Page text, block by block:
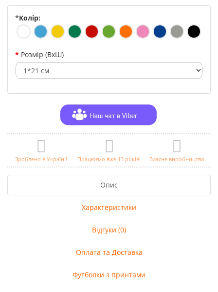
*Колір:
Розмір (ВхШ)
Зроблено в Україні! Працюємо вже 13 років! Власне виробництво
Опис
Характеристики
Відгуки (0)
Оплата та Доставка
Футболки з принтами